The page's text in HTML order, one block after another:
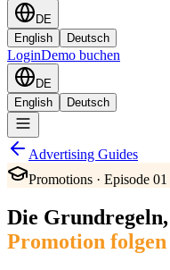
DE
English
Deutsch
LoginDemo buchen
DE
English
Deutsch
Advertising Guides
Promotions · Episode 01
Die Grundregeln,
Promotion folgen